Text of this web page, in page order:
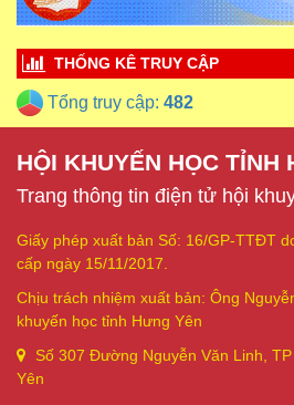
THỐNG KÊ TRUY CẬP
Tổng truy cập: 482
HỘI KHUYẾN HỌC TỈNH
Trang thông tin điện tử hội
Giấy phép xuất bản Số: 16/GP-TTĐT
cấp ngày 15/11/2017.
Chịu trách nhiệm xuất bản: Ông
khuyến học tỉnh Hưng Yên
Số 307 Đường Nguyễn Văn Linh,
Yên